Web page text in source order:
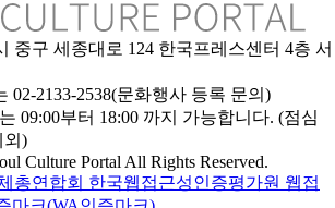
중구 세종대로 124 한국프레스센터 4층 서
02-2133-2538(문화행사 등록 문의)
09:00부터 18:00 까지 가능합니다. (점심
외)
Culture Portal All Rights Reserved.